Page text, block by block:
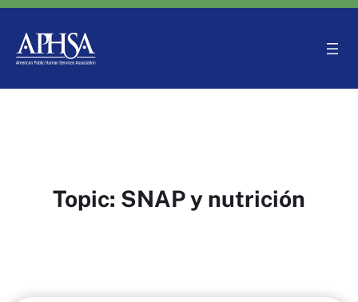
Saltar
contenido
Topic: SNAP y nutrición